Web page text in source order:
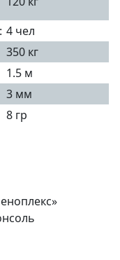
4 чел
350 кг
1.5 м
3 мм
8 гр